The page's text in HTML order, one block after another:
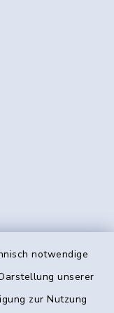
notwendige
unserer
zur Nutzung